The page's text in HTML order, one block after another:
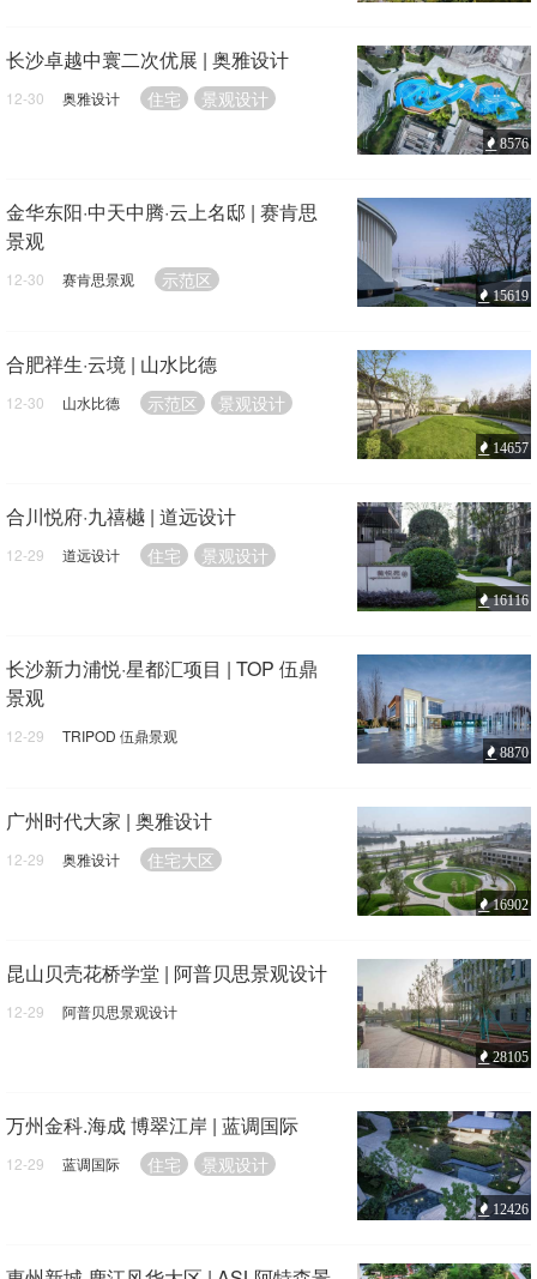
长沙卓越中寰二次优展 | 奥雅设计
12-30 奥雅设计 住宅 景观设计
8576
金华东阳·中天中腾·云上名邸 | 赛肯思
景观
12-30 赛肯思景观 示范区
15619
合肥祥生·云境 | 山水比德
12-30 山水比德 示范区 景观设计
14657
合川悦府·九禧樾 | 道远设计
12-29 道远设计 住宅 景观设计
16116
长沙新力浦悦·星都汇项目 | TOP 伍鼎
景观
12-29 TRIPOD 伍鼎景观
8870
广州时代大家 | 奥雅设计
12-29 奥雅设计 住宅大区
16902
昆山贝壳花桥学堂 | 阿普贝思景观设计
12-29 阿普贝思景观设计
28105
万州金科.海成 博翠江岸 | 蓝调国际
12-29 蓝调国际 住宅 景观设计
12426